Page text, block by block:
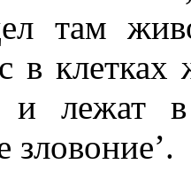
там
в
и лежат
зловоние’.